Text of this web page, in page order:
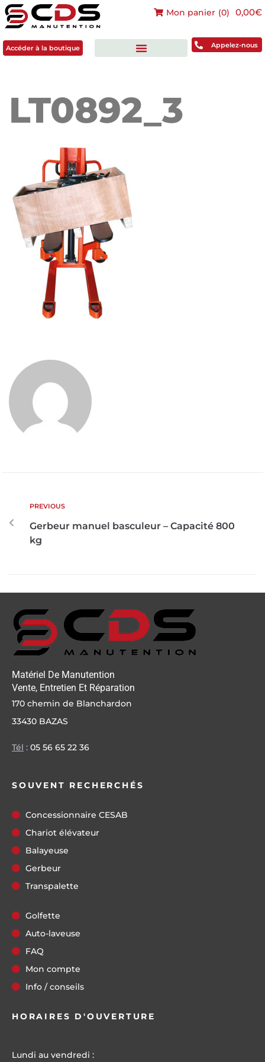
Accéder à la boutique
Mon panier (0) 0,00€
Appelez-nous
LT0892_3
PREVIOUS
Gerbeur manuel basculeur – Capacité 800
kg
Matériel De Manutention
Vente, Entretien Et Réparation
170 chemin de Blanchardon
33430 BAZAS
Tél : 05 56 65 22 36
SOUVENT RECHERCHÉS
Concessionnaire CESAB
Chariot élévateur
Balayeuse
Gerbeur
Transpalette
Golfette
Auto-laveuse
FAQ
Mon compte
Info / conseils
HORAIRES D'OUVERTURE
Lundi au vendredi :